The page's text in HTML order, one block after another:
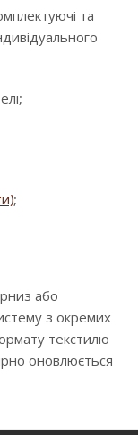
та
;
або
з окремих
текстилю
оновлюється